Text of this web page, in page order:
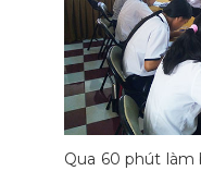
Qua 60 phút làm